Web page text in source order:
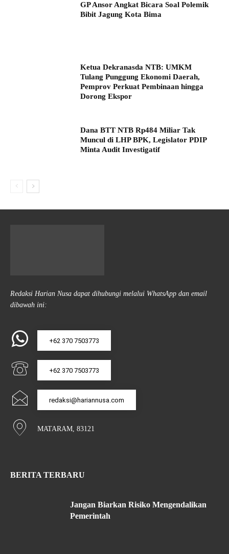
GP Ansor Angkat Bicara Soal Polemik
Bibit Jagung Kota Bima
Ketua Dekranasda NTB: UMKM
Tulang Punggung Ekonomi Daerah,
Pemprov Perkuat Pembinaan hingga
Dorong Ekspor
Dana BTT NTB Rp484 Miliar Tak
Muncul di LHP BPK, Legislator PDIP
Minta Audit Investigatif
Redaksi Harian Nusa dapat dihubungi melalui WhatsApp dan email
dibawah ini:
+62 370 7503773
+62 370 7503773
redaksi@hariannusa.com
MATARAM, 83121
BERITA TERBARU
Jangan Biarkan Risiko Mengendalikan
Pemerintah